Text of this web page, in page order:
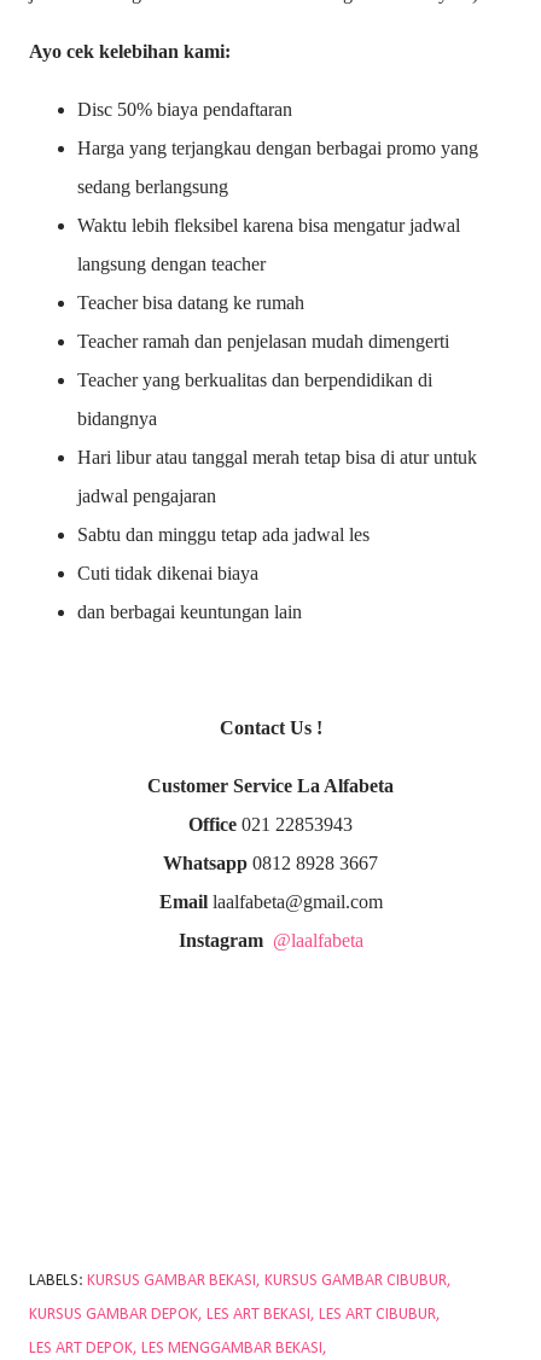
Ayo cek kelebihan kami:
Disc 50% biaya pendaftaran
Harga yang terjangkau dengan berbagai promo yang
sedang berlangsung
Waktu lebih fleksibel karena bisa mengatur jadwal
langsung dengan teacher
Teacher bisa datang ke rumah
Teacher ramah dan penjelasan mudah dimengerti
Teacher yang berkualitas dan berpendidikan di
bidangnya
Hari libur atau tanggal merah tetap bisa di atur untuk
jadwal pengajaran
Sabtu dan minggu tetap ada jadwal les
Cuti tidak dikenai biaya
dan berbagai keuntungan lain
Contact Us !
Customer Service La Alfabeta
Office 021 22853943
Whatsapp 0812 8928 3667
Emaillaalfabeta@gmail.com
Instagram @laalfabeta
LABELS: KURSUS GAMBAR BEKASI
KURSUS GAMBAR CIBUBUR
KURSUS GAMBAR DEPOK LES ART BEKASI
LES ART CIBUBUR
LES ART DEPOK LES MENGGAMBAR BEKASI